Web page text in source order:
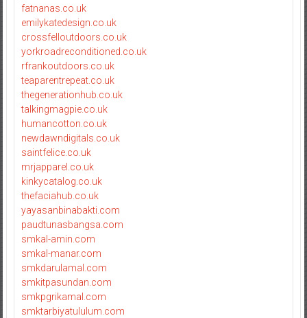
fatnanas.co.uk
emilykatedesign.co.uk
crossfelloutdoors.co.uk
yorkroadreconditioned.co.uk
rfrankoutdoors.co.uk
teaparentrepeat.co.uk
thegenerationhub.co.uk
talkingmagpie.co.uk
humancotton.co.uk
newdawndigitals.co.uk
saintfelice.co.uk
mrjapparel.co.uk
kinkycatalog.co.uk
thefaciahub.co.uk
yayasanbinabakti.com
paudtunasbangsa.com
smkal-amin.com
smkal-manar.com
smkdarulamal.com
smkitpasundan.com
smkpgrikamal.com
smktarbiyatululum.com